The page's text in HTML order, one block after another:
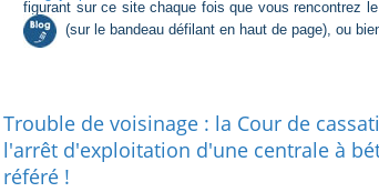
figurant sur ce site chaque fois que vous rencontrez
(sur le bandeau défilant en haut de page), ou
Trouble de voisinage : la Cour de
l'arrêt d'exploitation d'une centrale à
référé !